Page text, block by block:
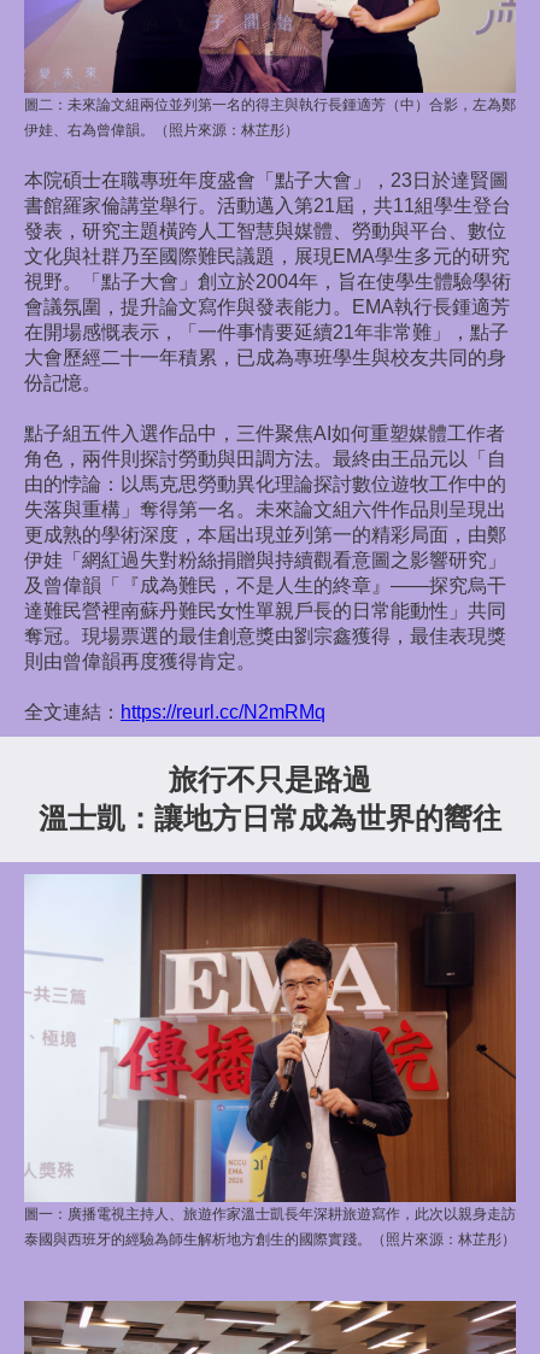
圖二： 未來論文組兩位並列第一名的得主與執行長鍾適芳（中）合影，左為鄭
伊娃、右為曾偉韻。（照片來源：林芷彤）
本院碩士在職專班年度盛會「點子大會」，23日於達賢圖
書館羅家倫講堂舉行。活動邁入第21屆，共11組學生登台
發表，研究主題橫跨人工智慧與媒體、勞動與平台、數位
文化與社群乃至國際難民議題，展現EMA學生多元的研究
視野。
「點子大會」創立於2004年，旨在使學生體驗學術
會議氛圍，提升論文寫作與發表能力。EMA執行長鍾適芳
在開場感慨表示，「一件事情要延續21年非常難」，點子
大會歷經二十一年積累，已成為專班學生與校友共同的身
份記憶。
點子組五件入選作品中，三件聚焦AI如何重塑媒體工作者
角色，兩件則探討勞動與田調方法。最終由王品元以「自
由的悖論：以馬克思勞動異化理論探討數位遊牧工作中的
失落與重構」奪得第一名。未來論文組六件作品則呈現出
更成熟的學術深度，本屆出現並列第一的精彩局面，由鄭
伊娃「網紅過失對粉絲捐贈與持續觀看意圖之影響研究」
及曾偉韻「『成為難民，不是人生的終章』——探究烏干
達難民營裡南蘇丹難民女性單親戶長的日常能動性」共同
奪冠。現場票選的最佳創意獎由劉宗鑫獲得，最佳表現獎
則由曾偉韻再度獲得肯定。
全文連結： https://reurl.cc/N2mRMq
旅行不只是路過
溫士凱：讓地方日常成為世界的嚮往
圖一： 廣播電視主持人、旅遊作家溫士凱長年深耕旅遊寫作，此次以親身走訪
泰國與西班牙的經驗為師生解析地方創生的國際實踐。（照片來源：林芷彤）